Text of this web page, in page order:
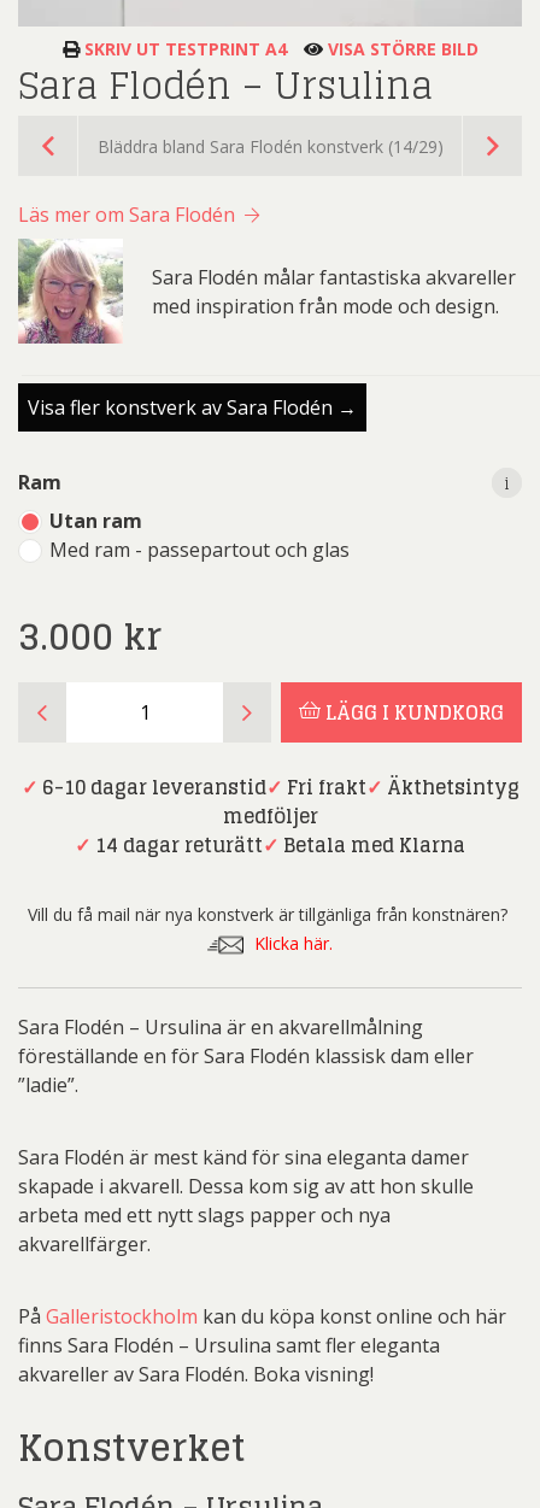
SKRIV UT TESTPRINT A4 VISA STÖRRE BILD
Sara Flodén – Ursulina
Bläddra bland Sara Flodén konstverk (14/29)
Läs mer om Sara Flodén
Sara Flodén målar fantastiska akvareller
med inspiration från mode och design.
Visa fler konstverk av Sara Flodén →
Ram
Utan ram
Med ram - passepartout och glas
i
3.000 kr
i
Flodén
Ursulina
LÄGG I KUNDKORG
✓ 6-10 dagar leveranstid✓ Fri frakt✓ Äkthetsintyg
medföljer
✓ 14 dagar returätt✓ Betala med Klarna
Vill du få mail när nya konstverk är tillgänliga från konstnären?
Klicka här.
Sara Flodén – Ursulina är en akvarellmålning
föreställande en för Sara Flodén klassisk dam eller
”ladie”.
Sara Flodén är mest känd för sina eleganta damer
skapade i akvarell. Dessa kom sig av att hon skulle
arbeta med ett nytt slags papper och nya
akvarellfärger.
På Galleristockholm kan du köpa konst online och här
finns Sara Flodén – Ursulina samt fler eleganta
akvareller av Sara Flodén. Boka visning!
Konstverket